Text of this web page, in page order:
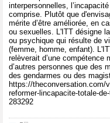
interpersonnelles,
comprise. Plutôt que
mérite d’être améliorée, en
ou sexuelles. L'ITT désigne
ou psychique qui résulte de
(femme, homme, enfant).
relèverait d’une compétence
d’autres personnes que des
des gendarmes ou des
https://theconversation.com/
reformer-lincapacite-totale-
283292